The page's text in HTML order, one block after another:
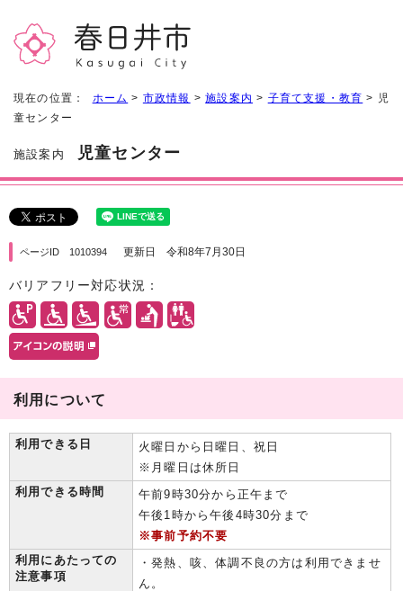
現在の位置： ホーム > 市政情報 >施設案内 > 子育て支援・教育 > 児
童センター
施設案内 児童センター
ページID 1010394 更新日 令和8年7月30日
バリアフリー対応状況：
利用について
利用できる日
火曜日から日曜日、祝日
※月曜日は休所日
利用できる時間
午前9時30分から正午まで
午後1時から午後4時30分まで
※事前予約不要
利用にあたっての
注意事項
・発熱、咳、体調不良の方は利用できませ
ん。